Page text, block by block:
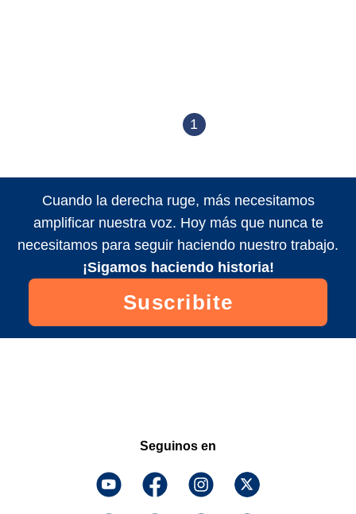
1
Cuando la derecha ruge, más necesitamos
amplificar nuestra voz. Hoy más que nunca te
necesitamos para seguir haciendo nuestro trabajo.
¡Sigamos haciendo historia!
Suscribite
Seguinos en